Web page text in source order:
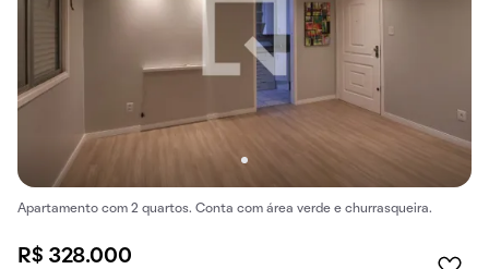
Apartamento com 2 quartos. Conta com área verde e churrasqueira.
R$ 328.000